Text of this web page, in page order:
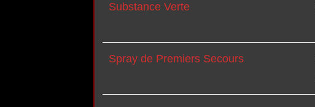
Substance Verte
Spray de Premiers Secours